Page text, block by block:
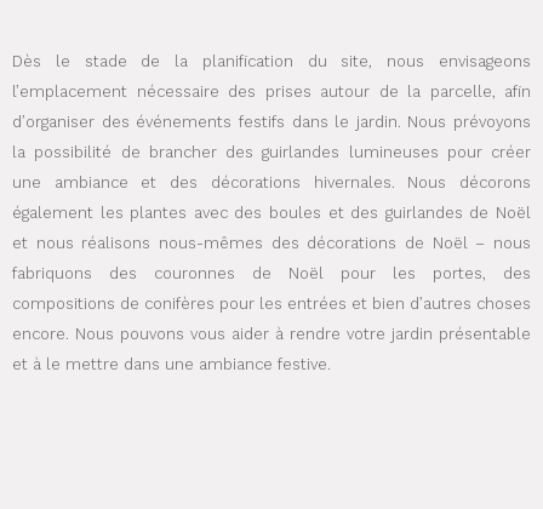
Dès le stade de la planification du site, nous envisageons
l’emplacement nécessaire des prises autour de la parcelle, afin
d’organiser des événements festifs dans le jardin. Nous prévoyons
la possibilité de brancher des guirlandes lumineuses pour créer
une ambiance et des décorations hivernales. Nous décorons
également les plantes avec des boules et des guirlandes de Noël
et nous réalisons nous-mêmes des décorations de Noël – nous
fabriquons des couronnes de Noël pour les portes, des
compositions de conifères pour les entrées et bien d’autres choses
encore. Nous pouvons vous aider à rendre votre jardin présentable
et à le mettre dans une ambiance festive.